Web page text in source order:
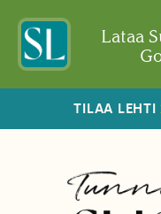
Lataa
TILAA LEHTI